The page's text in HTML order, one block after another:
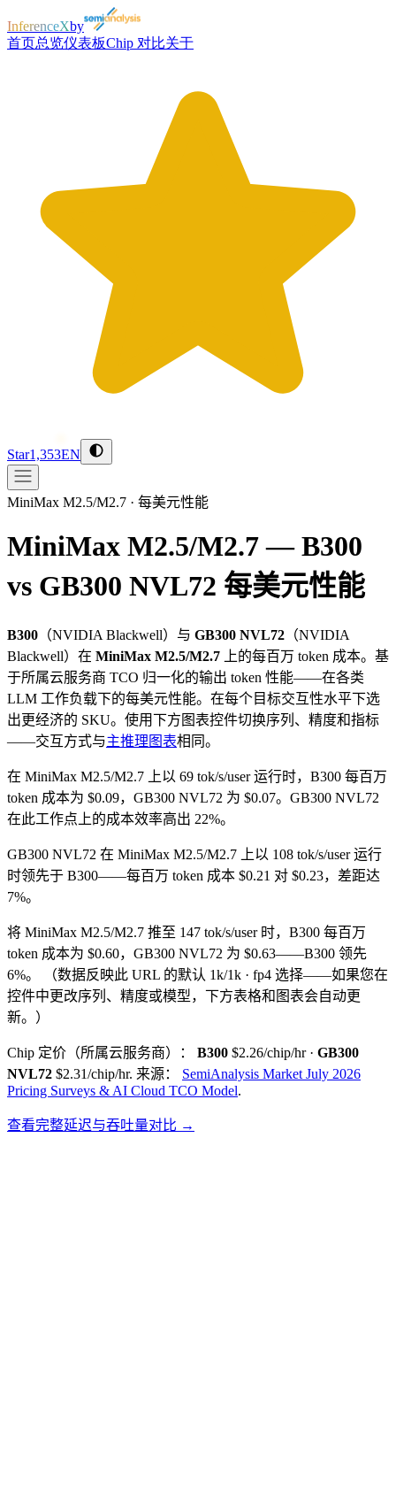
InferenceXby
首页总览仪表板Chip 对比关于
Star1,353EN
MiniMax M2.5/M2.7 · 每美元性能
MiniMax M2.5/M2.7 — B300
vs GB300 NVL72 每美元性能
B300 （NVIDIA Blackwell）与 GB300 NVL72 （NVIDIA
Blackwell）在 MiniMax M2.5/M2.7 上的每百万 token 成本。基
于所属云服务商 TCO 归一化的输出 token 性能——在各类
LLM 工作负载下的每美元性能。在每个目标交互性水平下选
出更经济的 SKU。使用下方图表控件切换序列、精度和指标
——交互方式与主推理图表相同。
在 MiniMax M2.5/M2.7 上以 69 tok/s/user 运行时，B300 每百万
token 成本为 $0.09，GB300 NVL72 为 $0.07。GB300 NVL72
在此工作点上的成本效率高出 22%。
GB300 NVL72 在 MiniMax M2.5/M2.7 上以 108 tok/s/user 运行
时领先于 B300——每百万 token 成本 $0.21 对 $0.23，差距达
7%。
将 MiniMax M2.5/M2.7 推至 147 tok/s/user 时，B300 每百万
token 成本为 $0.60，GB300 NVL72 为 $0.63——B300 领先
6%。
（数据反映此 URL 的默认 1k/1k · fp4 选择——如果您在
控件中更改序列、精度或模型，下方表格和图表会自动更
新。）
Chip 定价（所属云服务商）： B300 $2.26/chip/hr· GB300
NVL72 $2.31/chip/hr. 来源：
SemiAnalysis Market July 2026
Pricing Surveys & AI Cloud TCO Model.
查看完整延迟与吞吐量对比 →